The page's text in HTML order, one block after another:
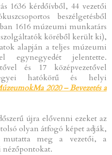
1636 kérdőívből, 44 vezetői
beszélgetésből
1616 múzeumi munkatárs
köréből került ki),
alapján a teljes múzeumi
egynegyedét jelentette.
és 17 középvezetővel
hatókörű és helyi
2020 – Bevezetés a
újra elővenni ezeket az
olyan átfogó képet adják,
mutatta meg a vezetői, a
nézőpontokat.